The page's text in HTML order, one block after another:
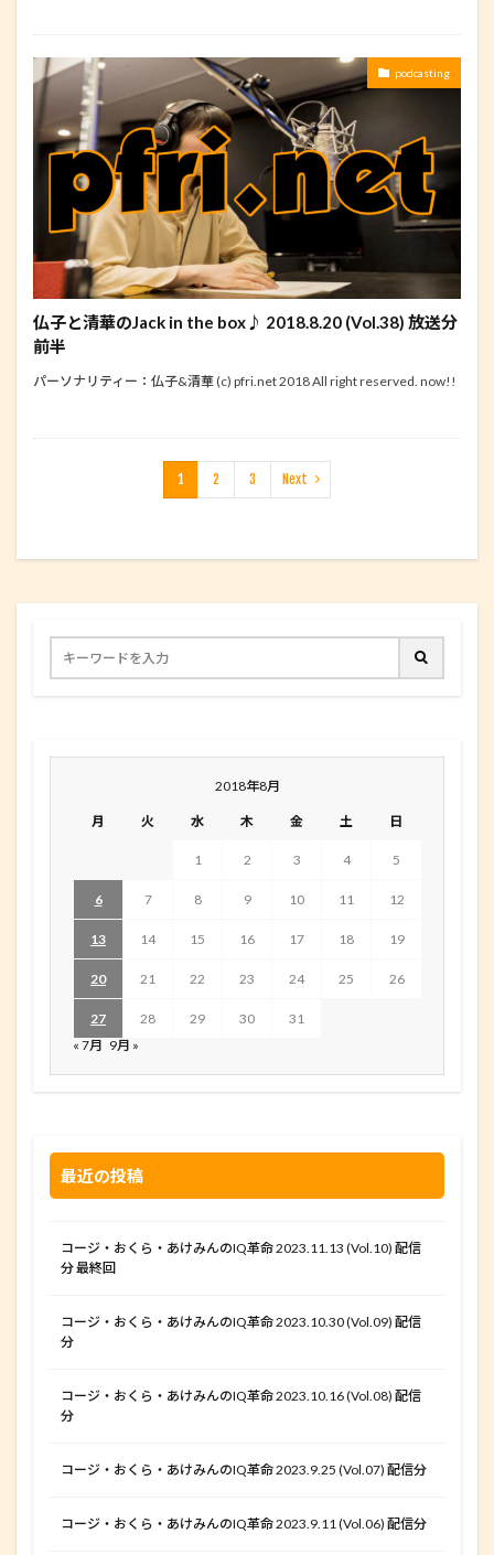
podcasting
仏子と清華のJack in the box♪ 2018.8.20 (Vol.38) 放送分
前半
パーソナリティー：仏子&清華 (c) pfri.net 2018 All right reserved. now!!
1 2 3 Next
2018年8月
月 火 水 木 金 土 日
1 2 3 4 5
6 7 8 9 10 11 12
13 14 15 16 17 18 19
20 21 22 23 24 25 26
27 28 29 30
31
« 7月 9月 »
最近の投稿
コージ・おくら・あけみんのIQ革命 2023.11.13 (Vol.10) 配信
分 最終回
コージ・おくら・あけみんのIQ革命 2023.10.30 (Vol.09) 配信
分
コージ・おくら・あけみんのIQ革命 2023.10.16 (Vol.08) 配信
分
コージ・おくら・あけみんのIQ革命 2023.9.25 (Vol.07) 配信分
コージ・おくら・あけみんのIQ革命 2023.9.11 (Vol.06) 配信分